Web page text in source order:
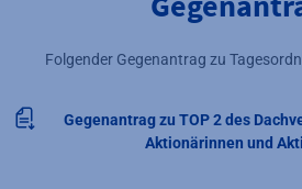
Folgender Gegenantrag zu
Gegenantrag zu TOP 2 des
Aktionärinnen und